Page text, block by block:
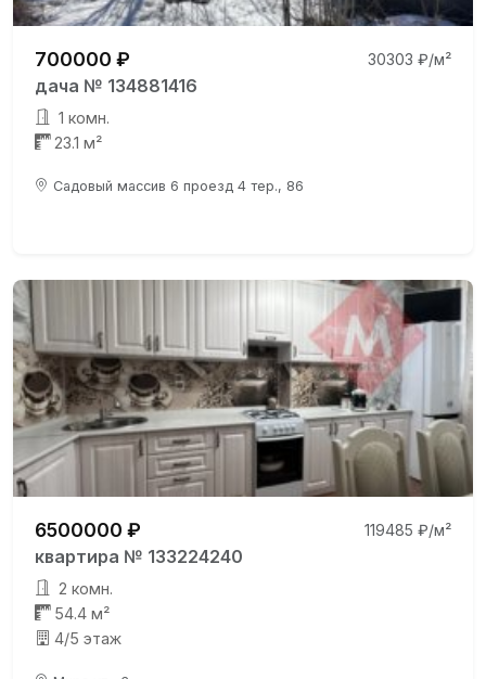
700000 ₽ 30303 ₽/м²
дача № 134881416
1 комн.
23.1 м²
Садовый массив 6 проезд 4 тер., 86
6500000 ₽ 119485 ₽/м²
квартира № 133224240
2 комн.
54.4 м²
4/5 этаж